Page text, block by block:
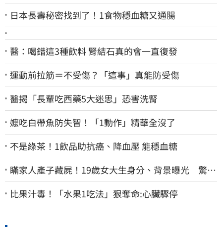
日本長壽秘密找到了！1食物穩血糖又通腸
醫：喝錯這3種飲料 腎結石真的會一直復發
運動前拉筋＝不受傷？「這事」真能防受傷
醫揭「長輩吃西藥5大迷思」恐害洗腎
嬤吃白帶魚防失智！「1動作」精華全沒了
不是綠茶！1飲品助抗癌、降血壓 能穩血糖
瞞家人產子藏屍！19歲女大生身分、背景曝光 驚見
「產檢紀錄全空白」
比果汁毒！「水果1吃法」狠奪命:心臟驟停